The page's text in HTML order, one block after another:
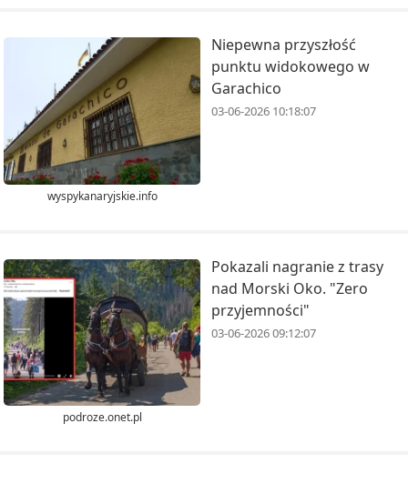
wyspykanaryjskie.info
Niepewna przyszłość
punktu widokowego w
Garachico
03-06-2026 10:18:07
podroze.onet.pl
Pokazali nagranie z trasy
nad Morski Oko. "Zero
przyjemności"
03-06-2026 09:12:07